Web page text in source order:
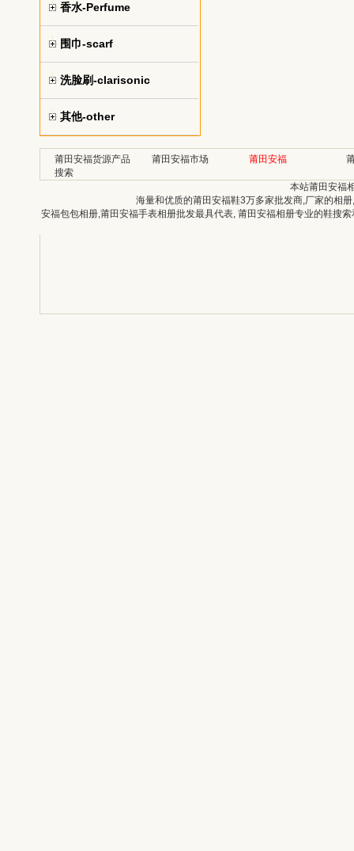
香水-Perfume
围巾-scarf
洗脸刷-clarisonic
其他-other
莆田安福货源产品
搜索
莆田安福市场 莆田安福
本站莆田安福
海量和优质的莆田安福鞋3万多家批发商,厂家的相
安福包包相册,莆田安福手表相册批发最具代表, 莆田安福相册专业的鞋搜